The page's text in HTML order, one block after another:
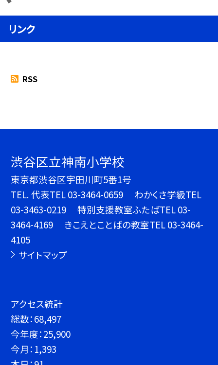
リンク
RSS
渋谷区立神南小学校
東京都渋谷区宇田川町5番1号
TEL.代表TEL 03-3464-0659 わかくさ学級TEL
03-3463-0219 特別支援教室ふたばTEL 03-
3464-4169 きこえとことばの教室TEL 03-3464-
4105
サイトマップ
アクセス統計
総数：68,497
今年度：25,900
今月： 1,393